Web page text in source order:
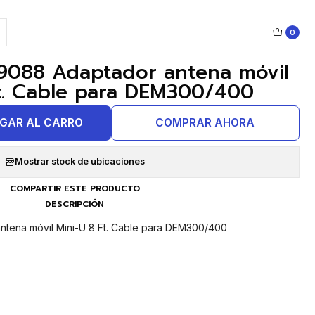
0
Adaptador antena móvil
Cable para DEM300/400
AL CARRO COMPRAR AHORA
Mostrar stock de ubicaciones
COMPARTIR ESTE PRODUCTO
DESCRIPCIÓN
móvil Mini-U 8 Ft. Cable para DEM300/400